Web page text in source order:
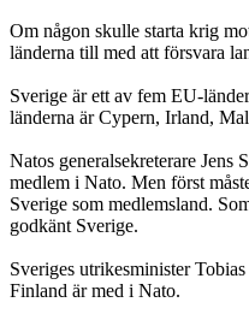
Om någon skulle starta krig
länderna till med att försvara
Sverige är ett av fem EU-
länderna är Cypern, Irland,
Natos generalsekreterare Jens
medlem i Nato. Men först
Sverige som medlemsland.
godkänt Sverige.
Sveriges utrikesminister
Finland är med i Nato.